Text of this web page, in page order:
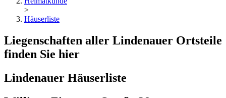
>
Häuserliste
Liegenschaften aller Lindenauer Ortsteile
finden Sie hier
Lindenauer Häuserliste